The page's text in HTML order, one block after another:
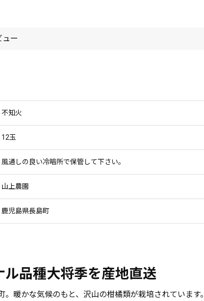
ュー
不知火
12玉
風通しの良い冷暗所で保管して下さい。
山上農園
鹿児島県長島町
品種大将季を産地直送
暖かな気候のもと、沢山の柑橘類が栽培されています。